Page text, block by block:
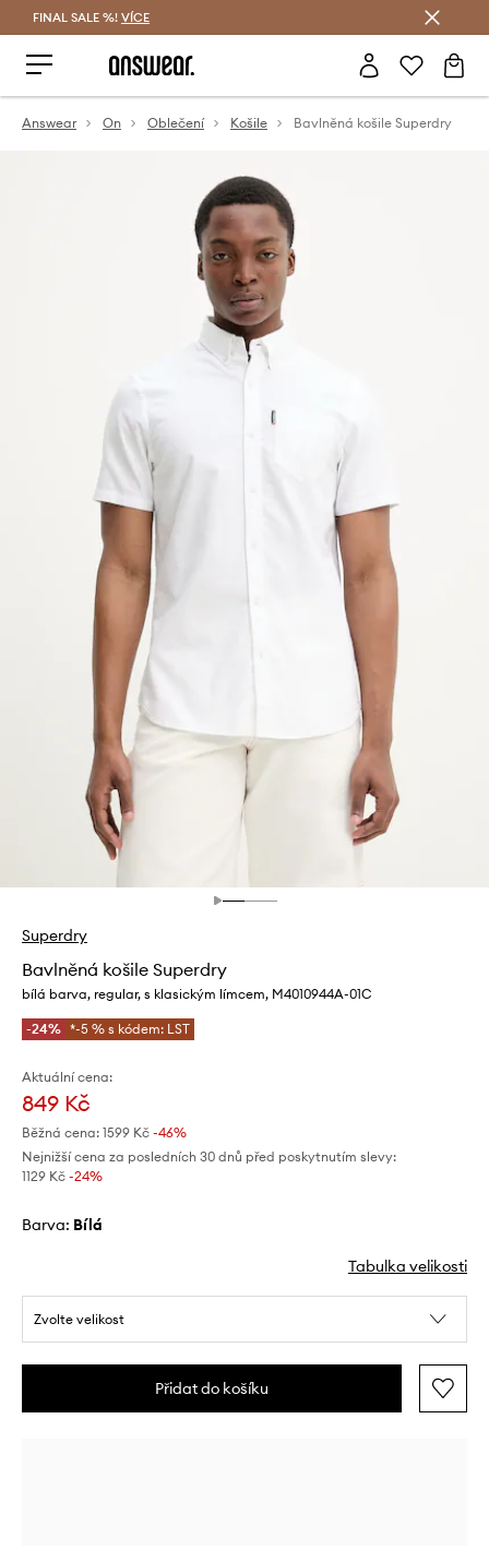
FINAL SALE %! VÍCE
Answear On Oblečení Košile Bavlněná košile Superdry
Superdry
Bavlněná košile Superdry
bílá barva, regular, s klasickým límcem, M4010944A-01C
-24% *-5 % s kódem: LST
Aktuální cena:
849 Kč
Běžná cena: 1599 Kč -46%
Nejnižší cena za posledních 30 dnů před poskytnutím slevy:
1129 Kč -24%
Barva: bílá
Tabulka velikosti
Zvolte velikost
Přidat do košíku